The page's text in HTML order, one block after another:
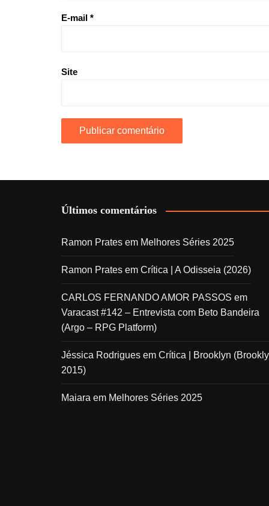
E-mail *
Site
Últimos comentários
Ramon Prates em Melhores Séries 2025
Ramon Prates em Crítica | A Odisseia (2026)
CARLOS FERNANDO AMOR PASSOS em
Varacast #142 – Entrevista com Beto Bandeira
(Argo – RPG Platform)
Jéssica Rodrigues em Crítica | Brooklyn
2015)
Maiara em Melhores Séries 2025